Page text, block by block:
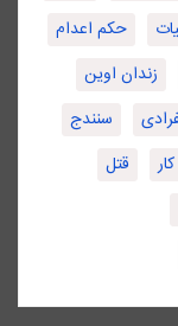
حکم اعدام
زندان اوین
سنندج
قتل